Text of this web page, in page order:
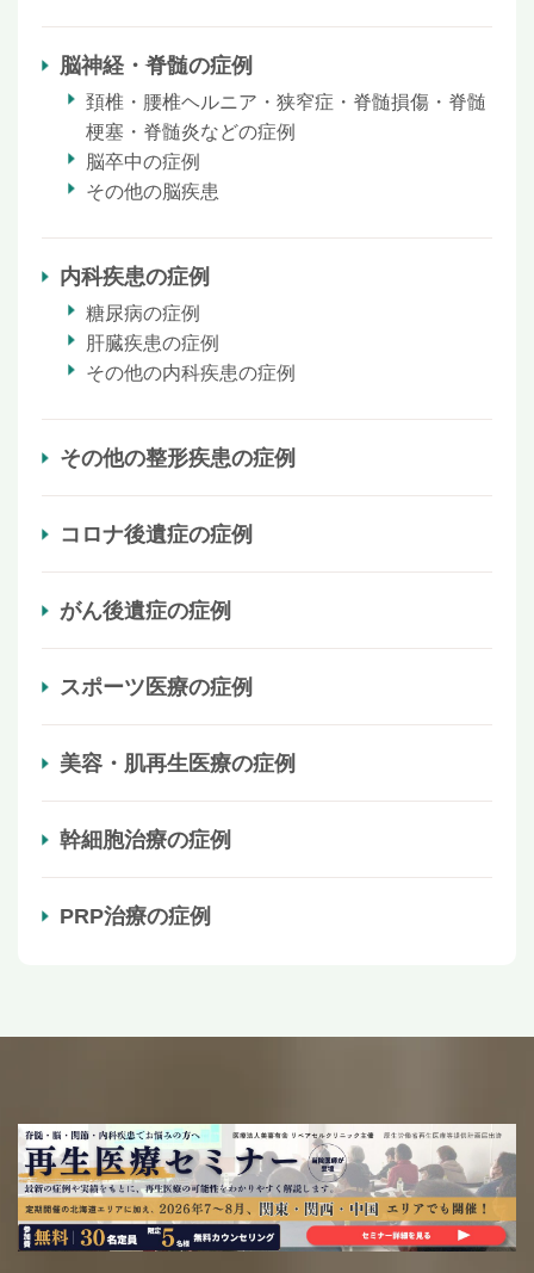
脳神経・脊髄の症例
頚椎・腰椎ヘルニア・狭窄症・脊髄損傷・脊髄
梗塞・脊髄炎などの症例
脳卒中の症例
その他の脳疾患
内科疾患の症例
糖尿病の症例
肝臓疾患の症例
その他の内科疾患の症例
その他の整形疾患の症例
コロナ後遺症の症例
がん後遺症の症例
スポーツ医療の症例
美容・肌再生医療の症例
幹細胞治療の症例
PRP治療の症例